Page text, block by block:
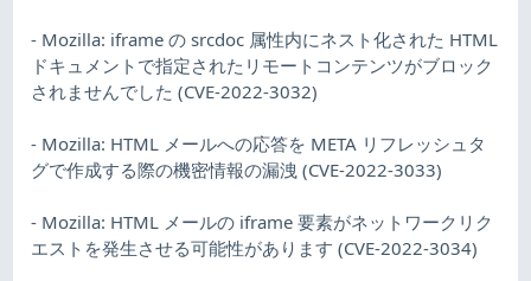
- Mozilla: iframe の srcdoc 属性内にネスト化された HTML
ドキュメントで指定されたリモートコンテンツがブロック
されませんでした (CVE-2022-3032)
- Mozilla: HTML メールへの応答を META リフレッシュタ
グで作成する際の機密情報の漏洩 (CVE-2022-3033)
- Mozilla: HTML メールの iframe 要素がネットワークリク
エストを発生させる可能性があります (CVE-2022-3034)